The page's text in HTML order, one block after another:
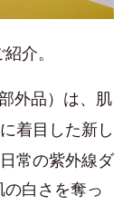
介。
外品）は、肌
に着目した新し
常の紫外線ダ
白さを奪っ